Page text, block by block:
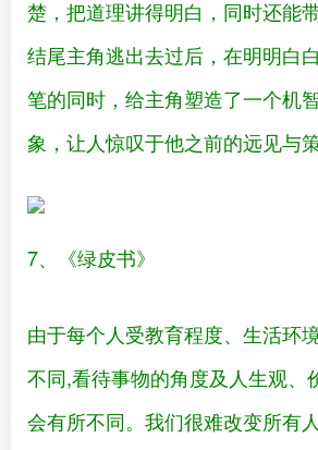
楚，把道理讲得明白，同时还能
结尾主角逃出去过后，在明明白
笔的同时，给主角塑造了一个机
象，让人惊叹于他之前的远见与策
7、《绿皮书》
由于每个人受教育程度、生活环
不同,看待事物的角度及人生观、
会有所不同。我们很难改变所有